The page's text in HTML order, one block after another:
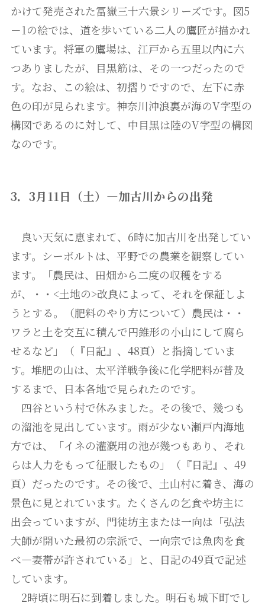
かけて発売された冨嶽三十六景シリーズです。図5
－1の絵では、道を歩いている二人の鷹匠が描かれ
ています。将軍の鷹場は、江戸から五里以内に六
つありましたが、目黒筋は、その一つだったので
す。なお、この絵は、初摺りですので、左下に赤
色の印が見られます。神奈川沖浪裏が海のV字型の
構図であるのに対して、中目黒は陸のV字型の構図
なのです。
3．3月11日（土）―加古川からの出発
良い天気に恵まれて、6時に加古川を出発してい
ます。シーボルトは、平野での農業を観察してい
ます。「農民は、田畑から二度の収穫をする
が、・・<土地の>改良によって、それを保証しよ
うとする。（肥料のやり方について）農民は・・
ワラと土を交互に積んで円錐形の小山にして腐ら
せるなど」（『日記』、48頁）と指摘していま
す。堆肥の山は、太平洋戦争後に化学肥料が普及
するまで、日本各地で見られたのです。
四谷という村で休みました。その後で、幾つも
の溜池を見出しています。雨が少ない瀬戸内海地
方では、「イネの灌漑用の池が幾つもあり、それ
らは人力をもって征服したもの」（『日記』、49
頁）だったのです。その後で、土山村に着き、海の
景色に見とれています。たくさんの乞食や坊主に
出会っていますが、門徒坊主または一向は「弘法
大師が開いた最初の宗派で、一向宗では魚肉を食
べ―妻帯が許されている」と、日記の49頁で記述
しています。
2時頃に明石に到着しました。明石も城下町でし